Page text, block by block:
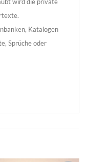
wird die private
Katalogen
Sprüche oder